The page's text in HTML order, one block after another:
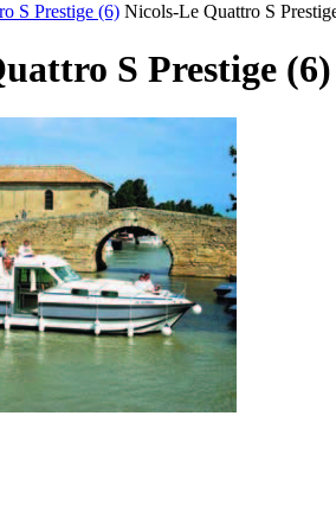
S Prestige (6) Nicols-Le Quattro S
S Prestige (6)